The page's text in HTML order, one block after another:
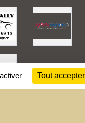
Tout accepter